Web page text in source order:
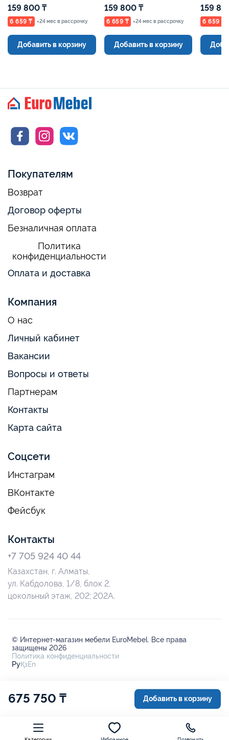
Золотой/Белый,
Евромебель
159 800 ₸
6 659 ₸ ×24 мес в рассрочку
Добавить в корзину
Золотой/Белый,
Евромебель
159 800 ₸
6 659 ₸ ×24 мес в рассрочку
Добавить в корзину
159
6 659 ₸
Покупателям
Возврат
Договор оферты
Безналичная оплата
Политика
конфиденциальности
Оплата и доставка
Компания
О нас
Личный кабинет
Вакансии
Вопросы и ответы
Партнерам
Контакты
Карта сайта
Соцсети
Инстаграм
ВКонтакте
Фейсбук
Контакты
+7 705 924 40 44
Казахстан, г. Алматы,
ул. Кабдолова, 1/8, блок 2,
цокольный этаж, 202; 202А.
© Интернет-магазин мебели EuroMebel. Все права
защищены 2026
Политика конфиденциальности
РуҚзEn
675 750 ₸ Добавить в корзину